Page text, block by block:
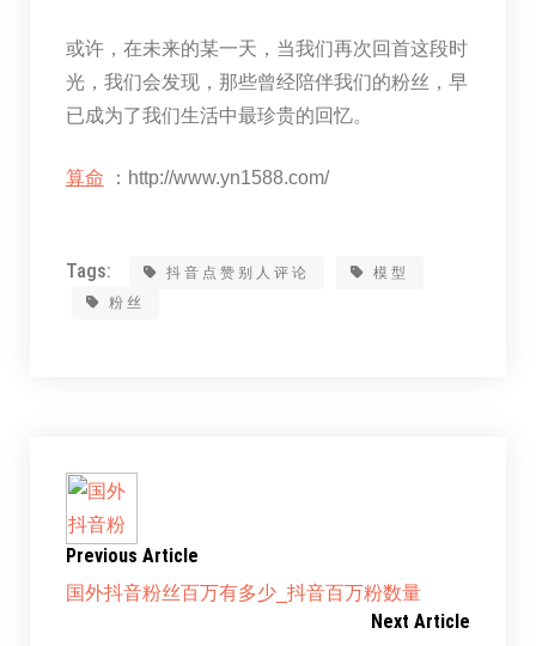
或许，在未来的某一天，当我们再次回首这段时
光，我们会发现，那些曾经陪伴我们的粉丝，早
已成为了我们生活中最珍贵的回忆。
算命 ：http://www.yn1588.com/
Tags: 抖音点赞别人评论
模型
粉丝
Previous Article
国外抖音粉丝百万有多少_抖音百万粉数量
Next Article